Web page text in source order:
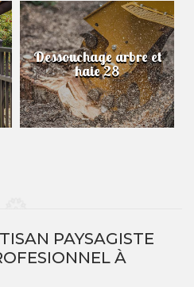
Dessouchage arbre et
haie 28
PAYSAGISTE
À